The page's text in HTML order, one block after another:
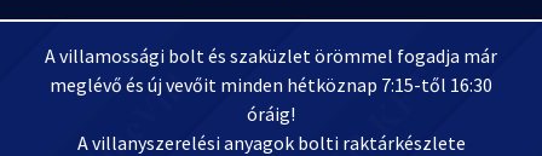
A villamossági bolt és szaküzlet örömmel fogadja már
meglévő és új vevőit minden hétköznap 7:15-től 16:30
óráig!
A villanyszerelési anyagok bolti raktárkészlete